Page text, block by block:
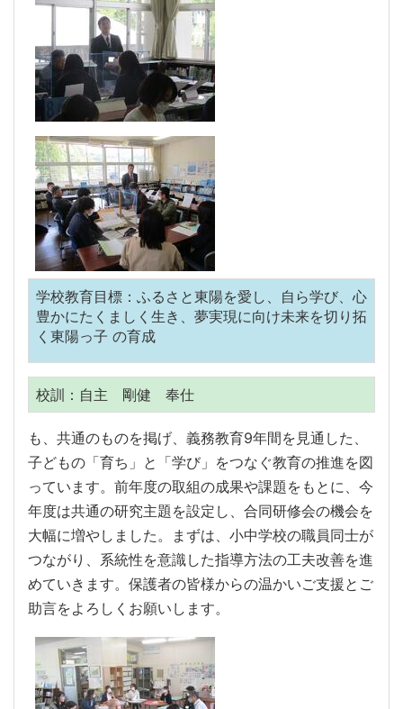
学校教育目標：ふるさと東陽を愛し、自ら学び、心
豊かにたくましく生き、夢実現に向け未来を切り拓
く東陽っ子 の育成
校訓：自主 剛健 奉仕
も、共通のものを掲げ、義務教育9年間を見通した、
子どもの「育ち」と「学び」をつなぐ教育の推進を図
っています。前年度の取組の成果や課題をもとに、今
年度は共通の研究主題を設定し、合同研修会の機会を
大幅に増やしました。まずは、小中学校の職員同士が
つながり、系統性を意識した指導方法の工夫改善を進
めていきます。保護者の皆様からの温かいご支援とご
助言をよろしくお願いします。